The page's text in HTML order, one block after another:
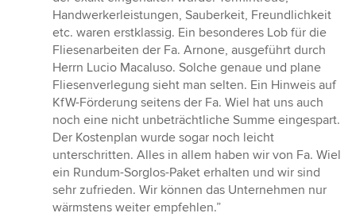
Handwerkerleistungen, Sauberkeit, Freundlichkeit
etc. waren erstklassig. Ein besonderes Lob für die
Fliesenarbeiten der Fa. Arnone, ausgeführt durch
Herrn Lucio Macaluso. Solche genaue und plane
Fliesenverlegung sieht man selten. Ein Hinweis auf
KfW-Förderung seitens der Fa. Wiel hat uns auch
noch eine nicht unbeträchtliche Summe eingespart.
Der Kostenplan wurde sogar noch leicht
unterschritten. Alles in allem haben wir von Fa. Wiel
ein Rundum-Sorglos-Paket erhalten und wir sind
sehr zufrieden. Wir können das Unternehmen nur
wärmstens weiter empfehlen.”